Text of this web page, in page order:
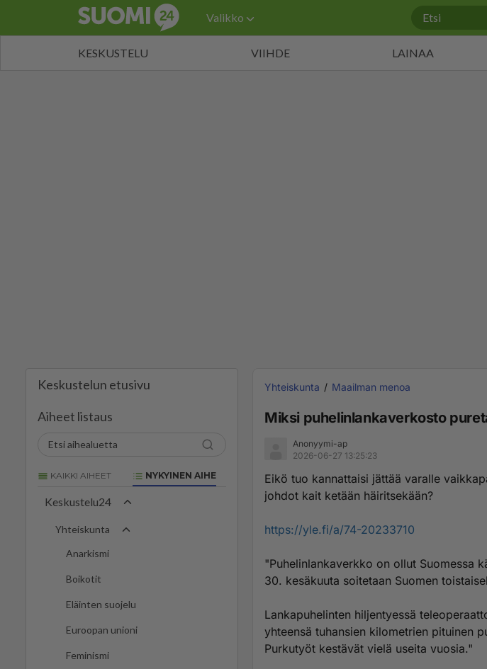
Valikko
KESKUSTELU VIIHDE LAINAA
Keskustelun etusivu
Aiheet listaus
KAIKKI AIHEET NYKYINEN AIHE
Keskustelu24
Yhteiskunta
Anarkismi
Boikotit
Eläinten suojelu
Euroopan unioni
Feminismi
Yhteiskunta Maailman menoa
Miksi puhelinlankaverkosto
Anonyymi-ap
2026-06-27 13:25:23
Eikö tuo kannattaisi jättää varalle
johdot kait ketään häiritsekään?
https://yle.fi/a/74-20233710
"Puhelin­lankaverkko on ollut Suomessa
30. kesäkuuta soitetaan Suomen
Lankapuhelinten hiljentyessä
yhteensä tuhansien kilometrien pituinen
Purkutyöt kestävät vielä useita vuosia."